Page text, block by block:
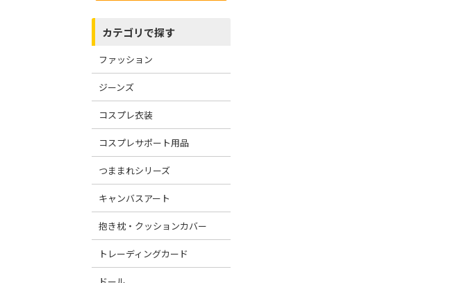
カテゴリで探す
ファッション
ジーンズ
コスプレ衣装
コスプレサポート用品
つままれシリーズ
キャンバスアート
抱き枕・クッションカバー
トレーディングカード